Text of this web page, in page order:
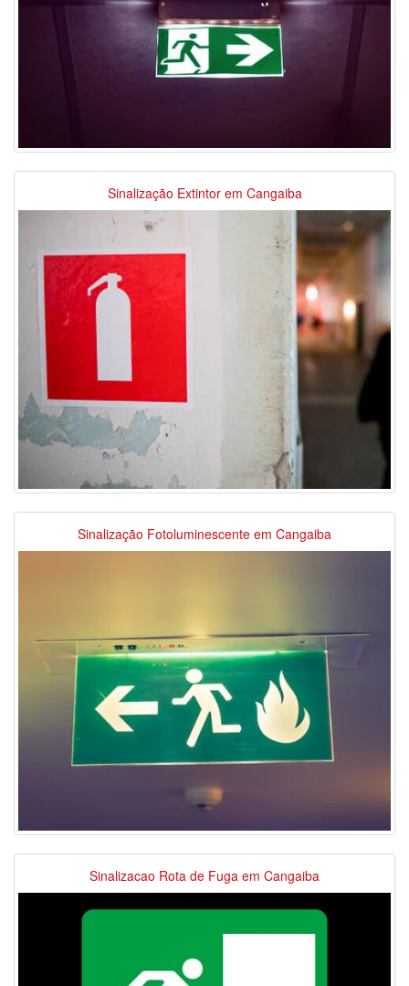
Sinalização Extintor em Cangaiba
Sinalização Fotoluminescente em Cangaiba
Sinalizacao Rota de Fuga em Cangaiba